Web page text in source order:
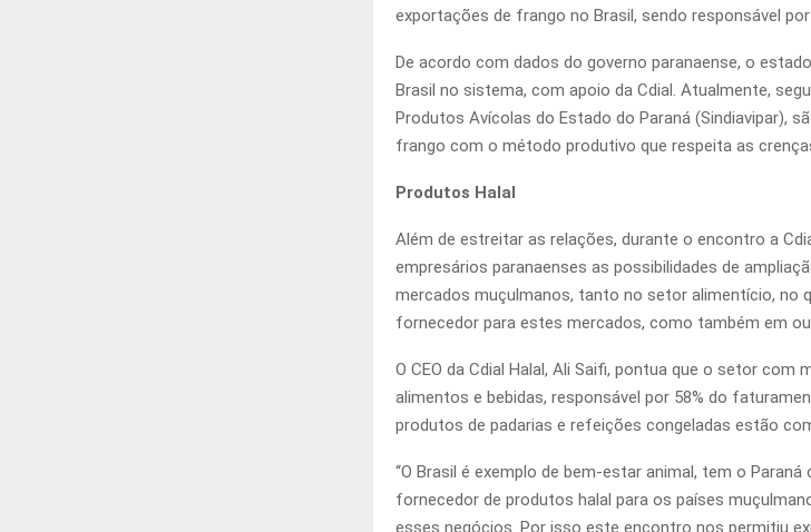
exportações de frango no Brasil, sendo responsável por
De acordo com dados do governo paranaense, o
Brasil no sistema, com apoio da Cdial. Atualmente,
Produtos Avícolas do Estado do Paraná (Sindiavipar),
frango com o método produtivo que respeita as
Produtos Halal
Além de estreitar as relações, durante o encontro a
empresários paranaenses as possibilidades de
mercados muçulmanos, tanto no setor alimentício, no
fornecedor para estes mercados, como também em
O CEO da Cdial Halal, Ali Saifi, pontua que o setor com
alimentos e bebidas, responsável por 58% do
produtos de padarias e refeições congeladas estão
“O Brasil é exemplo de bem-estar animal, tem o
fornecedor de produtos halal para os países
esses negócios. Por isso este encontro nos permitiu